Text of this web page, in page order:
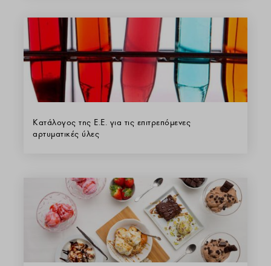
Κατάλογος της Ε.Ε. για τις επιτρεπόμενες
αρτυματικές ύλες